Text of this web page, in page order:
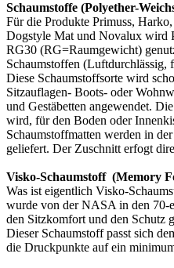
Schaumstoffe (Polyether-
Für die Produkte Primuss,
Dogstyle Mat und Novalux wird
RG30 (RG=Raumgewicht)
Schaumstoffen (Luftdurchlässig,
Diese Schaumstoffsorte wird
Sitzauflagen- Boots- oder
und Gestäbetten angewendet.
wird, für den Boden oder
Schaumstoffmatten werden in
geliefert. Der Zuschnitt erfogt
Visko-Schaumstoff (Memory
Was ist eigentlich Visko-
wurde von der NASA in den 70-
den Sitzkomfort und den Schutz
Dieser Schaumstoff passt sich
die Druckpunkte auf ein